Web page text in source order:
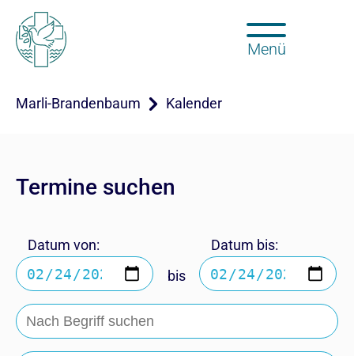
Menü
Marli-Brandenbaum Kalender
Termine suchen
Datum von:
bis
Datum bis: